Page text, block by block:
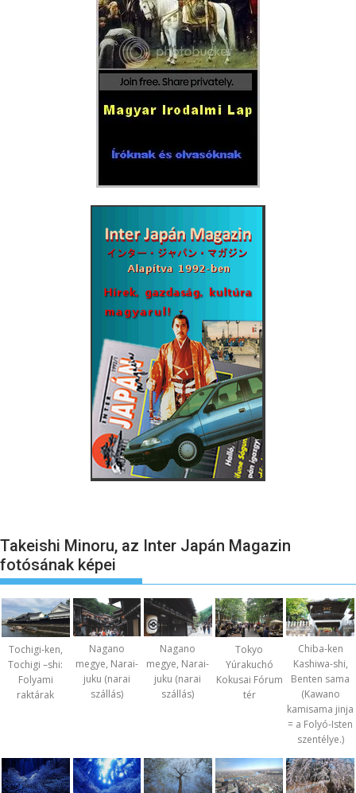
Takeishi Minoru, az Inter Japán Magazin
fotósának képei
Tochigi-ken,
Tochigi –shi:
Folyami
raktárak
Nagano
megye, Narai-
juku (narai
szállás)
Nagano
megye, Narai-
juku (narai
szállás)
Tokyo
Yúrakuchó
Kokusai Fórum
tér
Chiba-ken
Kashiwa-shi,
Benten sama
(Kawano
kamisama jinja
= a Folyó-Isten
szentélye.)